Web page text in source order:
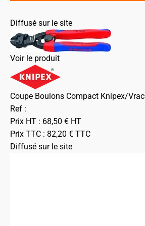
Diffusé sur le site
Voir le produit
Coupe Boulons Compact Knipex/Vrac
Ref :
Prix HT : 68,50 € HT
Prix TTC : 82,20 € TTC
Diffusé sur le site